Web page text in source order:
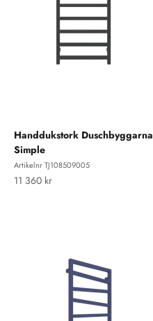
Handdukstork Duschbyggarna
Simple
Artikelnr TJ108509005
REA-pris
11 360 kr